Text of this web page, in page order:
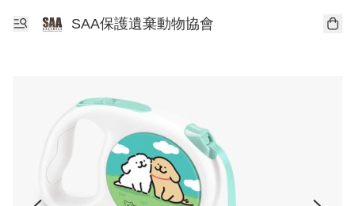
SAA保護遺棄動物協會